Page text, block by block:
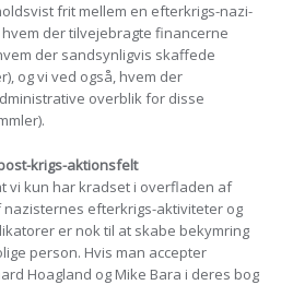
frit mellem en efterkrigs-nazi-
der tilvejebragte financerne
der sandsynligvis skaffede
og vi ved også, hvem der
overblik for disse
krigs-aktionsfelt
vi kun har kradset i overfladen af
efterkrigs-aktiviteter og
er nok til at skabe bekymring
person. Hvis man accepter
Hoagland og Mike Bara i deres bog